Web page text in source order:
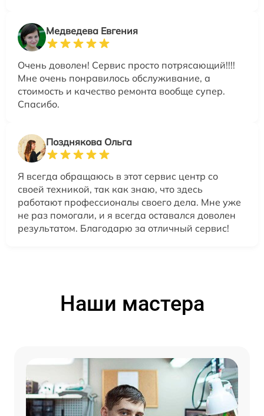
Медведева Евгения
Очень доволен! Сервис просто потрясающий!!!!
Мне очень понравилось обслуживание, а
стоимость и качество ремонта вообще супер.
Спасибо.
Позднякова Ольга
Я всегда обращаюсь в этот сервис центр со
своей техникой, так как знаю, что здесь
работают профессионалы своего дела. Мне уже
не раз помогали, и я всегда оставался доволен
результатом. Благодарю за отличный сервис!
Наши мастера